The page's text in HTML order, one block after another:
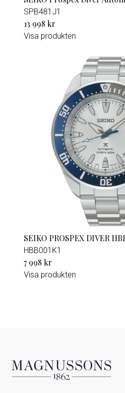
SPB481J1
13 998 kr
Visa produkten
SEIKO PROSPEX DIVER
HBB001K1
7 998 kr
Visa produkten